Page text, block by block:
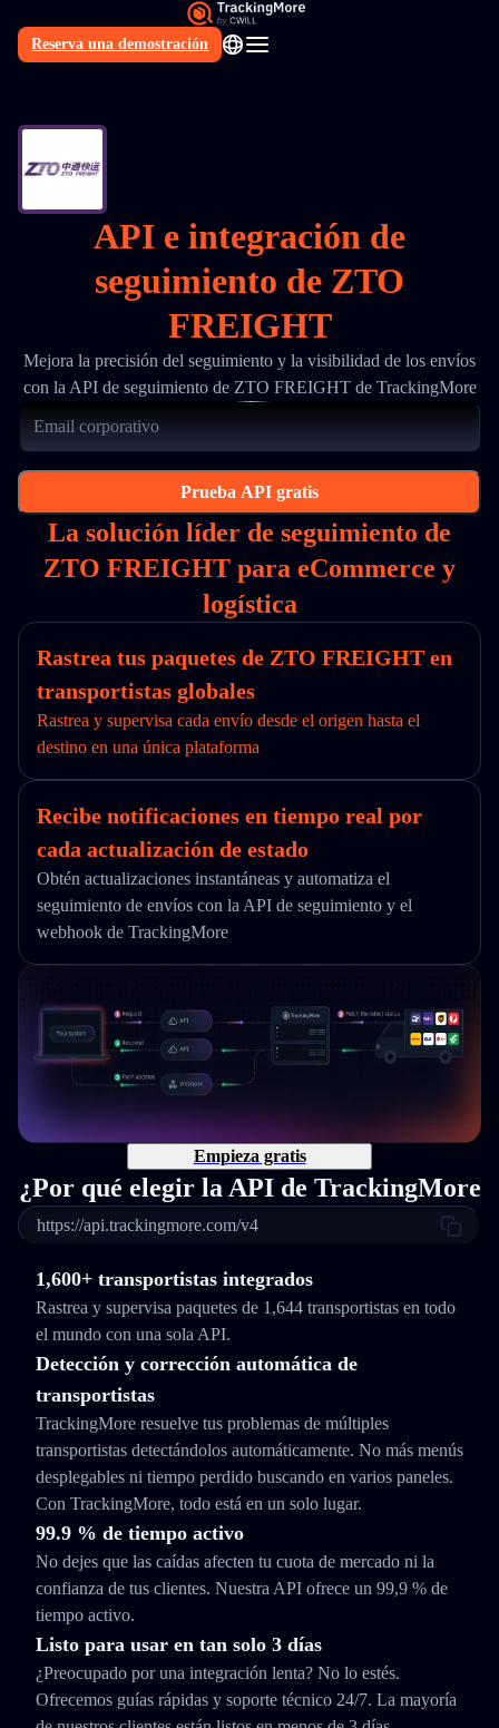
Reserva una demostración
ES
API e integración de
seguimiento de ZTO
FREIGHT
Mejora la precisión del seguimiento y la visibilidad de los envíos
con la API de seguimiento de ZTO FREIGHT de TrackingMore
Prueba API gratis
La solución líder de seguimiento de
ZTO FREIGHT para eCommerce y
logística
Rastrea tus paquetes de ZTO FREIGHT en
transportistas globales
Rastrea y supervisa cada envío desde el origen hasta el
destino en una única plataforma
Recibe notificaciones en tiempo real por
cada actualización de estado
Obtén actualizaciones instantáneas y automatiza el
seguimiento de envíos con la API de seguimiento y el
webhook de TrackingMore
Empieza gratis
¿Por qué elegir la API de TrackingMore
https://api.trackingmore.com/v4
1,600+ transportistas integrados
Rastrea y supervisa paquetes de 1,644 transportistas en todo
el mundo con una sola API.
Detección y corrección automática de
transportistas
TrackingMore resuelve tus problemas de múltiples
transportistas detectándolos automáticamente. No más menús
desplegables ni tiempo perdido buscando en varios paneles.
Con TrackingMore, todo está en un solo lugar.
99.9 % de tiempo activo
No dejes que las caídas afecten tu cuota de mercado ni la
confianza de tus clientes. Nuestra API ofrece un 99,9 % de
tiempo activo.
Listo para usar en tan solo 3 días
¿Preocupado por una integración lenta? No lo estés.
Ofrecemos guías rápidas y soporte técnico 24/7. La mayoría